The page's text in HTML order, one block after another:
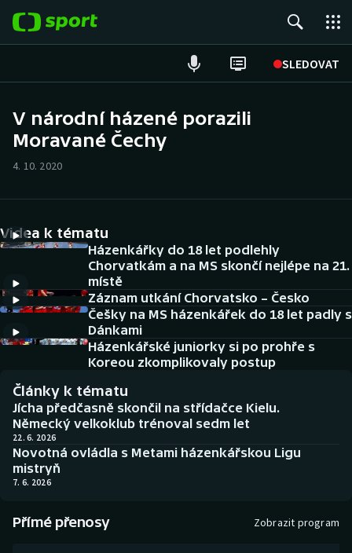
SLEDOVAT
Hokej
Cyklistika
DALŠÍ SPORTY
Americký fotbal
Baseball a softbal
Basketbal
Biatlon
Boby a skeleton
Box
NEPŘEHLÉDNĚTE
Historické návraty
Aplikace ČT sport
AZ kvíz
V národní házené porazili
Moravané Čechy
4. 10. 2020
Videa k tématu
Házenkářky do 18 let podlehly
Chorvatkám a na MS skončí nejlépe na 21.
místě
Záznam utkání Chorvatsko – Česko
Češky na MS házenkářek do 18 let padly s
Dánkami
Házenkářské juniorky si po prohře s
Koreou zkomplikovaly postup
Články k tématu
Jícha předčasně skončil na střídačce Kielu.
Německý velkoklub trénoval sedm let
22. 6. 2026
Novotná ovládla s Metami házenkářskou Ligu
mistryň
7. 6. 2026
Přímé přenosy Zobrazit program